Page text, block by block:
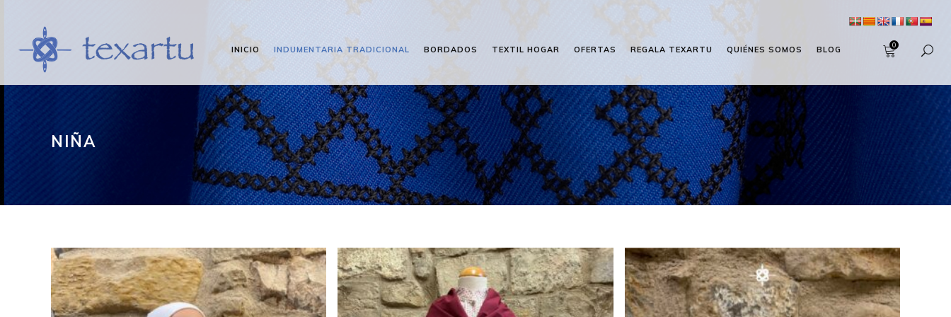
INICIO INDUMENTARIA TRADICIONAL BORDADOS TEXTIL HOGAR OFERTAS REGALA TEXARTU QUIÉNES SOMOS BLOG 0
NIÑA